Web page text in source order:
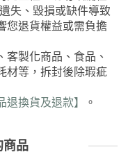
失、毀損或缺件導致
您退貨權益或需負擔
客製化商品、食品、
材等，拆封後除瑕疵
退換貨及退款】 。
商品